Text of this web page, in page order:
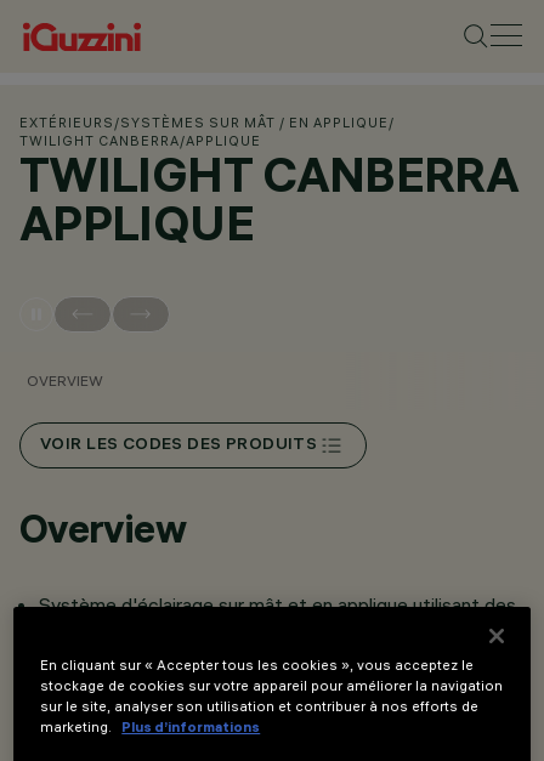
EXTÉRIEURS /SYSTÈMES SUR MÂT / EN APPLIQUE /
TWILIGHT CANBERRA/APPLIQUE
TWILIGHT CANBERRA
APPLIQUE
OVERVIEW
VOIR LES CODES DES PRODUITS
Overview
Système d'éclairage sur mât et en applique utilisant des
Groupe optique en fusion d'aluminium ; écran de
protection en PMMA de 3 mm d’épaisseur (IK10).
Versions à optiques routières à système Optismart
En cliquant sur « Accepter tous les cookies », vous acceptez le
stockage de cookies sur votre appareil pour améliorer la navigation
sur le site, analyser son utilisation et contribuer à nos efforts de
marketing.
Plus d’informations